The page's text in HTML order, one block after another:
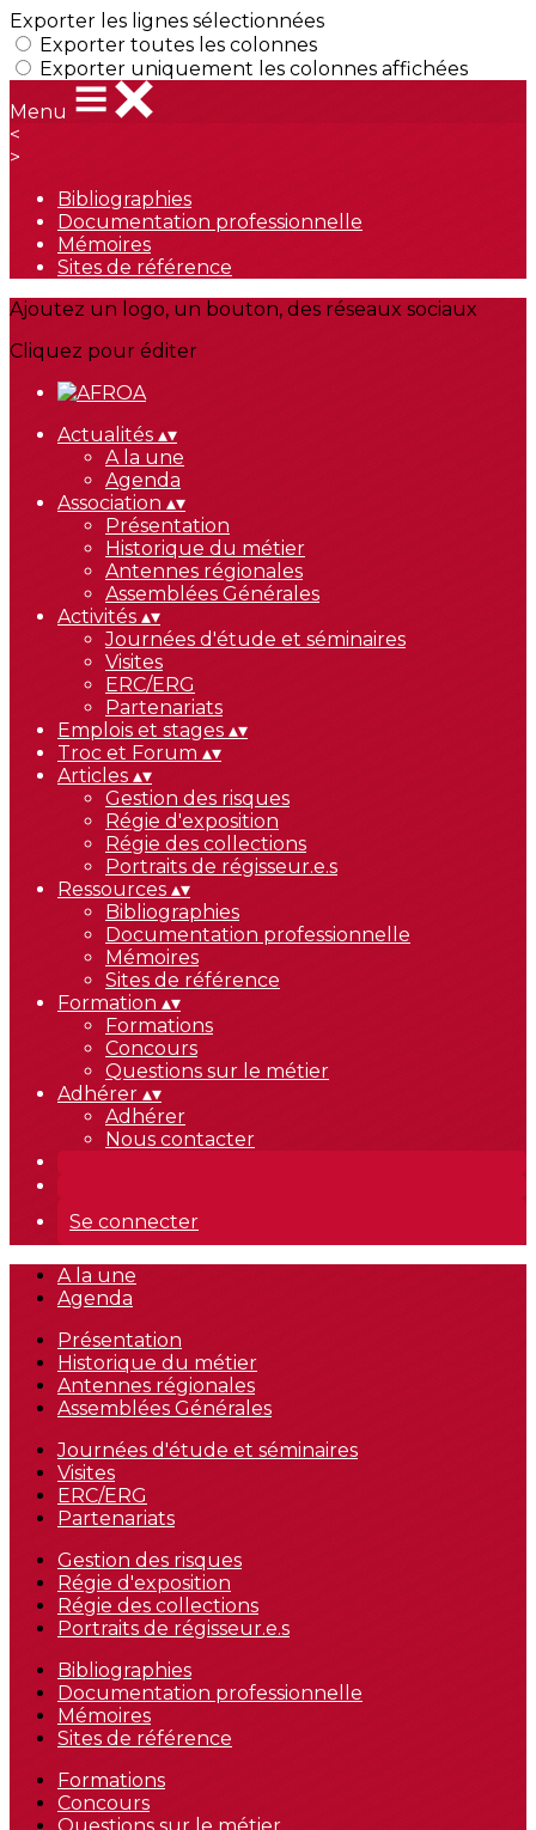
Exporter les lignes sélectionnées
Exporter toutes les colonnes
Exporter uniquement les colonnes affichées
Menu
<
>
Bibliographies
Documentation professionnelle
Mémoires
Sites de référence
Ajoutez un logo, un bouton, des réseaux sociaux
Cliquez pour éditer
Actualités ▴▾
A la une
Agenda
Association ▴▾
Présentation
Historique du métier
Antennes régionales
Assemblées Générales
Activités ▴▾
Journées d'étude et séminaires
Visites
ERC/ERG
Partenariats
Emplois et stages ▴▾
Troc et Forum ▴▾
Articles ▴▾
Gestion des risques
Régie d'exposition
Régie des collections
Portraits de régisseur.e.s
Ressources ▴▾
Bibliographies
Documentation professionnelle
Mémoires
Sites de référence
Formation ▴▾
Formations
Concours
Questions sur le métier
Adhérer ▴▾
Adhérer
Nous contacter
Se connecter
A la une
Agenda
Présentation
Historique du métier
Antennes régionales
Assemblées Générales
Journées d'étude et séminaires
Visites
ERC/ERG
Partenariats
Gestion des risques
Régie d'exposition
Régie des collections
Portraits de régisseur.e.s
Bibliographies
Documentation professionnelle
Mémoires
Sites de référence
Formations
Concours